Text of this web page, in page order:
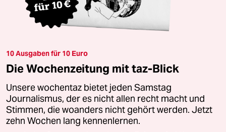
10 Ausgaben für 10 Euro
Die Wochenzeitung mit taz-Blick
Unsere wochentaz bietet jeden Samstag
Journalismus, der es nicht allen recht macht und
Stimmen, die woanders nicht gehört werden. Jetzt
zehn Wochen lang kennenlernen.